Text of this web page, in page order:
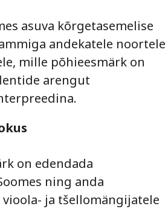
asuva kõrgetasemelise
andekatele noortele
mille põhieesmärk on
arengut
on edendada
ning anda
ja tšellomängijatele